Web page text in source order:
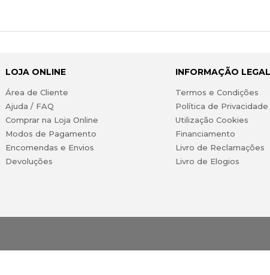
LOJA ONLINE
Área de Cliente
Ajuda / FAQ
Comprar na Loja Online
Modos de Pagamento
Encomendas e Envios
Devoluções
INFORMAÇÃO LEGAL
Termos e Condições
Política de Privacidade
Utilização Cookies
Financiamento
Livro de Reclamações
Livro de Elogios